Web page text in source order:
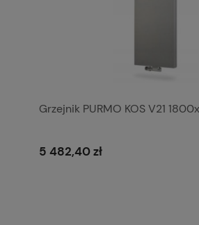
Grzejnik PURMO KOS V21
5 482,40 zł